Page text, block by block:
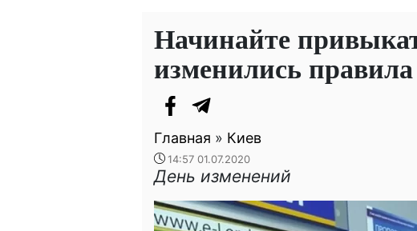
Начинайте
изменились
Главная » Киев
14:57 01.07.2020
День изменений